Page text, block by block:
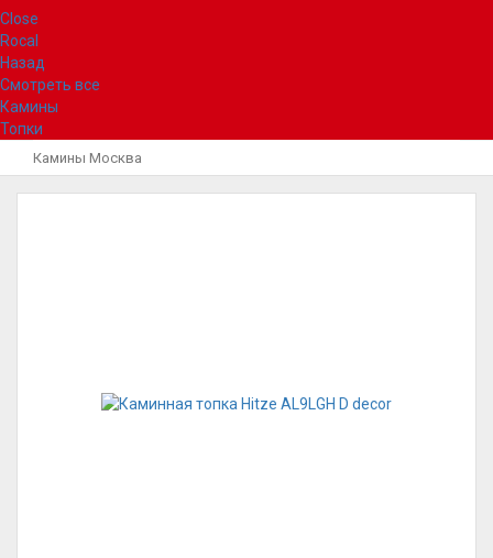
Close
Rocal
Назад
Смотреть все
Камины
Топки
Камины Москва